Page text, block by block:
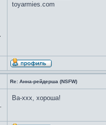
toyarmies.com
Re: Анна-рейдерша (NSFW)
Ва-ххх, хороша!